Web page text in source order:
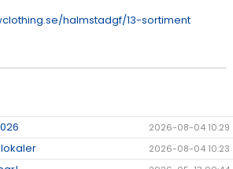
halmstadgf/13-sortiment
2026-08-04 10:29
2026-08-04 10:23